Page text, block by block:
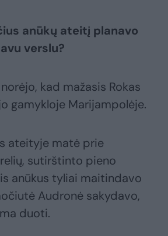
anūkų ateitį planavo
verslu?
kad mažasis Rokas
gamykloje Marijampolėje.
ateityje matė prie
sutirštinto pieno
anūkus tyliai maitindavo
Audronė sakydavo,
duoti.